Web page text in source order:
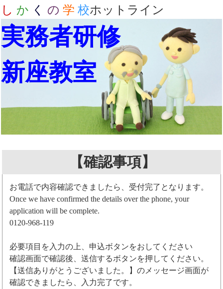
し か く の 学 校ホットライン
実務者研修
新座教室
【確認事項】
お電話で内容確認できましたら、受付完了となります。
Once we have confirmed the details over the phone, your
application will be complete.
0120-968-119
必要項目を入力の上、申込ボタンをおしてください
確認画面で確認後、送信するボタンを押してください。
【送信ありがとうございました。】のメッセージ画面が
確認できましたら、入力完了です。